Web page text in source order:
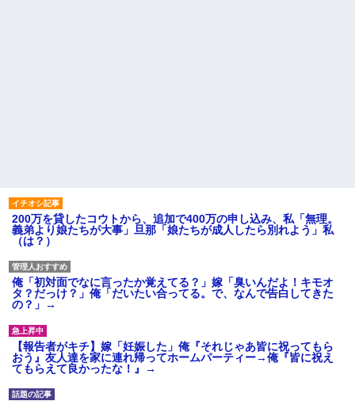
200万を貸したコウトから、追加で400万の申し込み、私「無理。
義弟より娘たちが大事」旦那「娘たちが成人したら別れよう」私
（は？）
俺「初対面でなに言ったか覚えてる？」嫁「臭いんだよ！キモオ
タ？だっけ？」俺「だいたい合ってる。で、なんで告白してきた
の？」→
【報告者がキチ】嫁「妊娠した」俺『それじゃあ皆に祝ってもら
おう』友人達を家に連れ帰ってホームパーティー→俺『皆に祝え
てもらえて良かったな！』→